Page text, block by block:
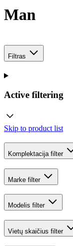
Man
Filtras
Active filtering
Skip to product list
Komplektacija filter
Marke filter
Modelis filter
Vietų skaičius filter